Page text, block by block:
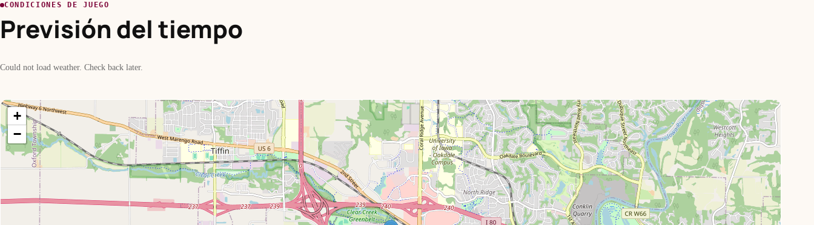
CONDICIONES DE JUEGO
Previsión del tiempo
Could not load weather. Check back later.
+
−